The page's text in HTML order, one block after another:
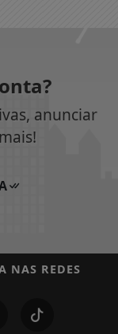
anunciar
NAS REDES